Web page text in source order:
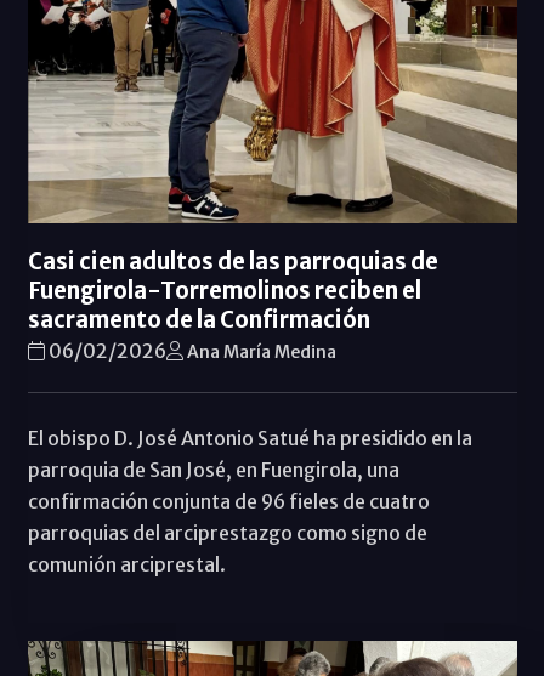
Casi cien adultos de las parroquias de
Fuengirola-Torremolinos reciben el
sacramento de la Confirmación
06/02/2026 Ana María Medina
El obispo D. José Antonio Satué ha presidido en la
parroquia de San José, en Fuengirola, una
confirmación conjunta de 96 fieles de cuatro
parroquias del arciprestazgo como signo de
comunión arciprestal.